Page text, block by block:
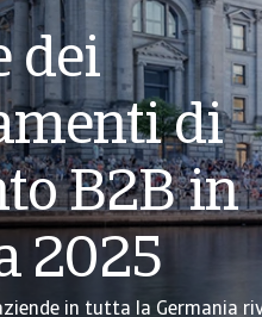
dei
di
B2B in
2025
in tutta la Germania